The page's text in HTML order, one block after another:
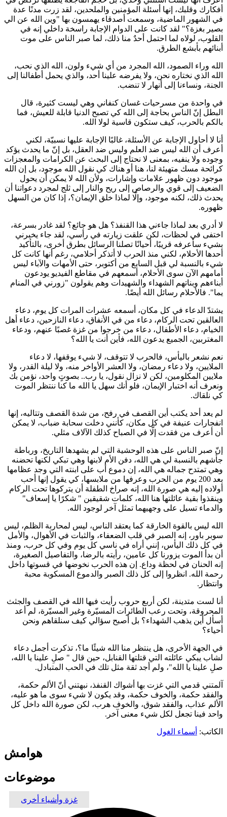
أفكارك وقلبك، إنها أسئلة المؤمنين والملحدين، لقد زرت مدنًا عدة
في الشهور الماضية، وسمعت أصدقاء يهمسون بها "وين الله عن الي
بصير بغزة؟" لقد كانت على الدوام الإجابة راسخة داخلي إنه في
القلوب، لولاه لما احتمل أحدٌ منا ذلك، لما صبر الناس على موت
أبنائهم بأبشع الطرق.
الله وراء الصمود، الله المجرد من أي شيء ولون، الله الذي نحب،
الله الذي نختاره نحن، ولا يفرضه علينا أحد، والذي يحمل أطفالنا إلى
الجنة، ونساءنا إلى أنهار لا تنضب.
في واحدة من مسرحيات غسان كنفاني وهي ليست كثيرة، قال
البطل إنّ الناس بحاجة إلى الله كي تصبح الدنيا قابلة للعيش، فما
بالكم بالحرب، كيف ستكون قاسية لولا الله.
أنا لا أحاول الإجابة عن الأسئلة، غالبًا الإجابة عليها نسبيّة، لكني
أعرف أن الله ليس ضد العلم وليس ضد العقل، بل إنّ ما يحدث يؤكد
وجوده ولا ينفيه، بمعنى لا نحتاج إلى البحث عن الكرامات والمعجزات
كرائحة مسك متهيئة لنا، هنا أو هناك كي نقول الله موجود، بل إن الله
موجود دون ظهور علامات وإشارات، ولأن الله لا يمكن أن يحول
الضعيف إلى قوي والرصاص إلى ريح والنار إلى ثلج لمجرد دعواتنا أن
يحدث ذلك، لكنه موجود، وإلّا لماذا خلق الإيمان؟، إذا كان من السهل
ظهوره.
لا أدري بعد لماذا جاءني هذا القنفذ؟ هل هو جائع؟ لقد غادر بسرعة،
اختفى في لحظات، لكن علقت زيارته في رأسي، لقد جاء يخبرني
بشيء سأعرفه قريبًا، أحيانًا تصلنا الرسائل بطرق أخرى، بالتأكيد
أحدها الأحلام، لكني منذ الحرب لا أتذكر أحلامي، رغم أنها كانت كل
شيء بالنسبة لي قبل السابع من أكتوبر، حتى الأمهات والآباء ليس
أمامهم الآن سوى الأحلام، أسمعهم في مقاطع الفيديو يودعون
أبناءهم وبناتهم الشهداء والشهيدات وهم يقولون "زورني في المنام
يما". فالأحلام رسائل الله أيضًا.
يشتدّ الدعاء في كل مكان، أسمعه عشرات المرات كل يوم، دعاء
العالقين تحت الركام، دعاء من في الأنفاق، دعاء النازحين، دعاء أهل
الخيام، دعاء الأطفال، دعاء من خرجوا من غزة غصبًا عنهم، ودعاء
المغتربين، الجميع يدعون الله، فأين أنت يا الله؟
نعم نشعر باليأس، فالحرب لا تتوقف، لا شيء يوقفها، لا دعاء
الملايين، ولا دعاء رمضان، ولا العشر الأواخر منه، ولا ليلة القدر، ولا
ملايين المكلومين، لكن لا نزال نقول، يا رب.. بصوتٍ واحد، نؤمن بك
ونعرف أنه اختبار الإيمان، فلو أنك سهل يا الله ما كنا ننتظر الموت
كي نلقاك.
لم يعد أحد يكتب أين القصف في رفح، من شدة القصف وتتاليه، إنها
انفجارات عنيفة في كل مكان، كأنني دخلت سحابة ضباب، لا يمكن
أن أعرف من فقدت إلّا في الصباح كذلك الآلاف مثلي.
إنّ صبر الناس على هذه الوحشية التي لم يشهدها التاريخ، ورباطة
جأشهم بالنسبة لي هي الله، دفن الأم لابنها وهي تبكي لكنها تحضنه
وهي تمتدح جماله هي الله، إن دموع أب على ابنته التي وجد عظامها
بعد 200 يوم من الحرب وعرفها من ملابسها، كي يقول إنها أحب
أولاده إليه هي صورة الله، إنه صراخ الطفلة أن يتركوها تحت الركام
وينقذوا بقية عائلتها هنا الله، كلمات شقيقين " شكرًا يا إسعاف"
والدماء تسيل على وجهيهما تمثل آخر لوجود الله.
الله ليس بالقوة الخارقة كما يعتقد الناس، ليس لمحاربة الظلم، ليس
سوبر باور، إنه الصبر في قلب الضعفاء، والثبات في الأهوال، والأمل
في كل ذلك اليأس، إنني أراه في ناسي كل يوم وفي كل حرب، ومنذ
أن بدأ الموت يزورنا كل عامين، رأيته بالرضا، والتفاصيل الصغيرة،
إنه الحنان في لحظة وداع. إن هذه الحرب نخوضها في قسوتها داخل
رحمة الله. انظروا إلى كل ذلك الصبر والدموع المسكوبة محبة
وانتظار.
أنا لست متدينة، لكن أربع حروب رأيت فيها الله في القصف والجثث
المحروقة، وتحت رعب الطائرات المسيّرة وغير المسيّرة، لم أعد
أسأل أين يذهب الشهداء؟ بل أصبح سؤالي كيف سنلقاهم ونحن
أحياء؟
في الجهة الأخرى، هل ينتظر منا الله شيئًا ما؟، تذكرت أجمل دعاء
لشاب يبكي عائلته التي قتلتها القنابل، حين قال " صلِ علينا يا الله،
صلِ علينا يا الله"، ولم أجد ثقة مثل تلك في الحب المتبادل.
آلمتني قدمي التي غزت بها أشواك القنفذ، نبهتني أنّ الألم حكمة،
والفقد حكمة، والخوف حكمة، وقد يكون لا شيء سوى ما هو عليه،
الألم عذاب، والفقد شوق، والخوف هرب، لكن صورة الله داخل كل
واحد فينا تجعل لكل شيء معنى آخر.
الكاتب: أسماء الغول
هوامش
موضوعات
غزة وأشياء أخرى